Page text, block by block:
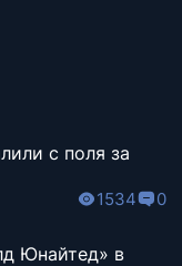
с поля за
1534 0
Юнайтед» в